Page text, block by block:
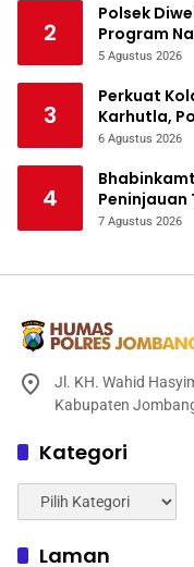
2
Polsek
Program
5 Agustus 2026
3
Perkuat
Karhutla,
Bencana
6 Agustus 2026
4
Peninjauan
Mendukung
7 Agustus 2026
Jl. KH. Wahid
Kabupaten
Kategori
Kategori
Laman